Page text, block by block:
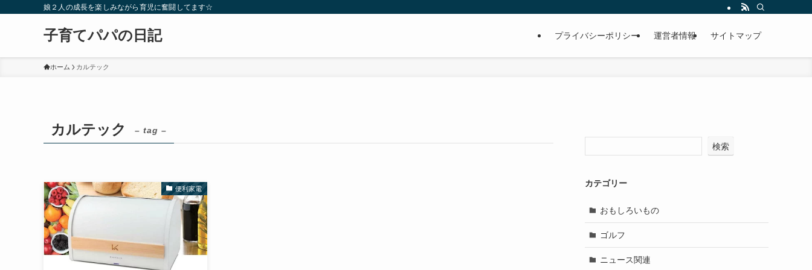
娘２人の成長を楽しみながら育児に奮闘してます☆
子育てパパの日記 プライバシーポリシー 運営者情報 サイトマップ
ホーム カルテック
カルテック – tag –
便利家電
検索
カテゴリー
おもしろいもの
ゴルフ
ニュース関連